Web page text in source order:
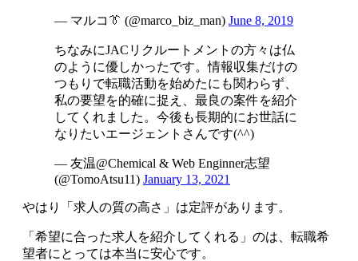
— マルコ👔 (@marco_biz_man) June 8, 2019
ちなみにJACリクルートメントの方々は仏
のように優しかったです。情報収集だけの
つもりで転職活動を始めたにも関わらず、
私の要望を的確に捉え、最良の案件を紹介
してくれました。今後も長期的にお世話に
なりたいエージェントさんです(^^)
— 友温@Chemical & Web Enginner志望
(@TomoAtsu11) January 13, 2021
やはり 「求人の質の高さ」は定評があります。
「希望に合った求人を紹介してくれる」のは、転職希
望者にとっては本当に安心です。